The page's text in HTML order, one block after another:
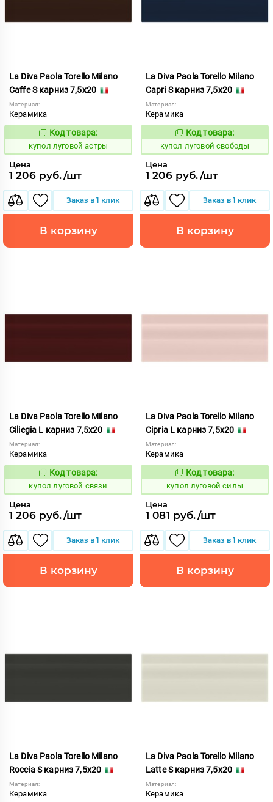
La Diva Paola Torello Milano
Caffe S карниз 7,5x20
Материал:
Керамика
849956
Код товара:
купол луговой астры
Цена
1 206 руб./шт
Заказ в 1 клик
В корзину
La Diva Paola Torello Milano
Capri S карниз 7,5x20
Материал:
Керамика
849960
Код товара:
купол луговой свободы
Цена
1 206 руб./шт
Заказ в 1 клик
В корзину
La Diva Paola Torello Milano
Ciliegia L карниз 7,5x20
Материал:
Керамика
849961
Код товара:
купол луговой связи
Цена
1 206 руб./шт
Заказ в 1 клик
В корзину
La Diva Paola Torello Milano
Cipria L карниз 7,5x20
Материал:
Керамика
849963
Код товара:
купол луговой силы
Цена
1 081 руб./шт
Заказ в 1 клик
В корзину
La Diva Paola Torello Milano
Roccia S карниз 7,5x20
Материал:
Керамика
La Diva Paola Torello Milano
Latte S карниз 7,5x20
Материал:
Керамика